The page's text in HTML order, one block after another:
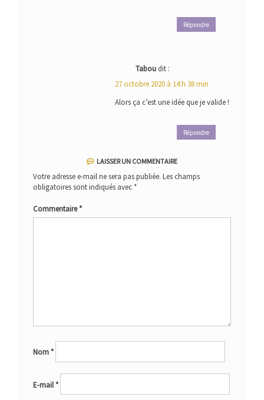
Répondre
Tabou dit :
27 octobre 2020 à 14 h 38 min
Alors ça c’est une idée que je valide !
Répondre
LAISSER UN COMMENTAIRE
Votre adresse e-mail ne sera pas publiée. Les champs
obligatoires sont indiqués avec *
Commentaire*
Nom*
E-mail*